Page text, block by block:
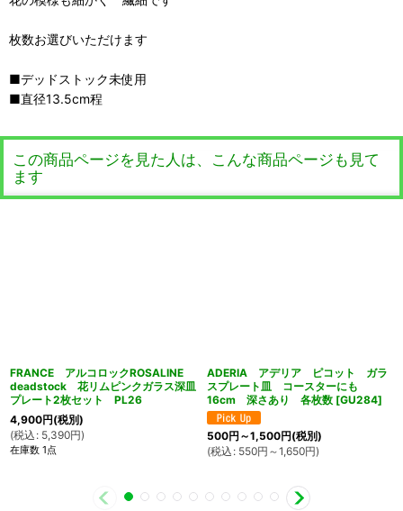
枚数お選びいただけます
■デッドストック未使用
■直径13.5cm程
この商品ページを見た人は、こんな商品ページも見て
ます
FRANCE アルコロックROSALINE
deadstock 花リムピンクガラス深皿
プレート2枚セット PL26
4,900円(税別)
(税込 : 5,390円)
在庫数 1点
ADERIA アデリア ピコット ガラ
スプレート皿 コースターにも
16cm 深さあり 各枚数 [GU284]
500円 ～1,500円(税別)
(税込 : 550円 ～1,650円)